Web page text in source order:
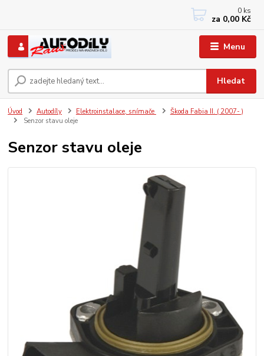
Menu
Hledat
+420 733767377
PO-PÁ: 8 - 12, 13 - 17
0 ks
za 0,00 Kč
Úvod Autodíly Elektroinstalace, snímače
Škoda Fabia II. ( 2007- )
Senzor stavu oleje
Senzor stavu oleje